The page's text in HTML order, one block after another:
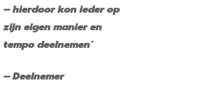
– hierdoor kon ieder op
zijn eigen manier en
tempo deelnemen’
– Deelnemer